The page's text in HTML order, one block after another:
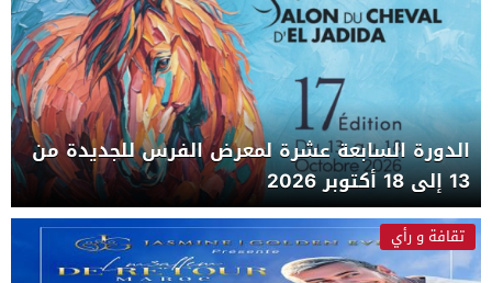
الدورة السابعة عشرة لمعرض الفرس للجديدة من
13 إلى 18 أكتوبر 2026
تقافة و رأي